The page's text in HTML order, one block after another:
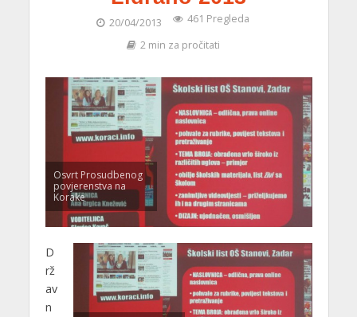
20/04/2013
461 Pregleda
2 min za pročitati
Osvrt Prosudbenog
povjerenstva na
Korake
D
rž
av
n